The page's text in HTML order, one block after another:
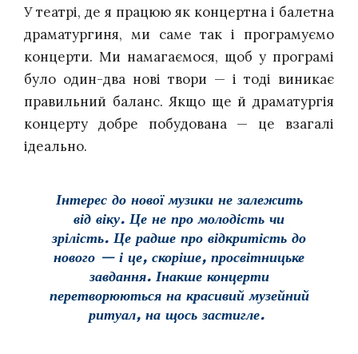
У театрі, де я працюю як концертна і балетна
драматургиня, ми саме так і програмуємо
концерти. Ми намагаємося, щоб у програмі
було один-два нові твори — і тоді виникає
правильний баланс.Якщо ще й драматургія
концерту добре побудована — це взагалі
ідеально.
Інтерес до нової музики не залежить
від віку. Це не про молодість чи
зрілість. Це радше про відкритість до
нового — і це, скоріше, просвітницьке
завдання. Інакше концерти
перетворюються на красивий музейний
ритуал, на щось застигле.